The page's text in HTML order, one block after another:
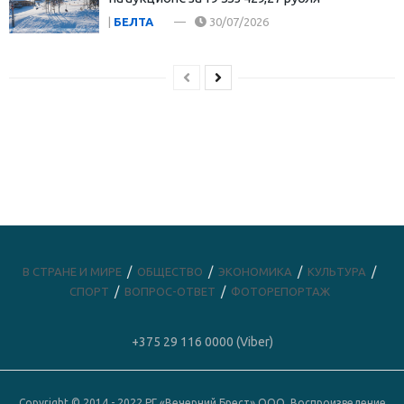
| БЕЛТА 30/07/2026
В СТРАНЕ И МИРЕ ОБЩЕСТВО ЭКОНОМИКА
КУЛЬТУРА
СПОРТ
ВОПРОС-ОТВЕТ ФОТОРЕПОРТАЖ
+375 29 116 0000 (Viber)